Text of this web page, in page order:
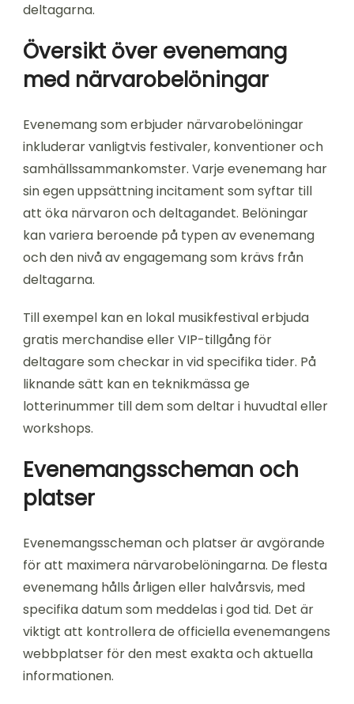
deltagarna.
Översikt över evenemang
med närvarobelöningar
Evenemang som erbjuder närvarobelöningar
inkluderar vanligtvis festivaler, konventioner och
samhällssammankomster. Varje evenemang har
sin egen uppsättning incitament som syftar till
att öka närvaron och deltagandet. Belöningar
kan variera beroende på typen av evenemang
och den nivå av engagemang som krävs från
deltagarna.
Till exempel kan en lokal musikfestival erbjuda
gratis merchandise eller VIP-tillgång för
deltagare som checkar in vid specifika tider. På
liknande sätt kan en teknikmässa ge
lotterinummer till dem som deltar i huvudtal eller
workshops.
Evenemangsscheman och
platser
Evenemangsscheman och platser är avgörande
för att maximera närvarobelöningarna. De flesta
evenemang hålls årligen eller halvårsvis, med
specifika datum som meddelas i god tid. Det är
viktigt att kontrollera de officiella evenemangens
webbplatser för den mest exakta och aktuella
informationen.